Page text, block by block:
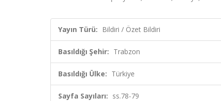
Yayın Türü: Bildiri / Özet Bildiri
Basıldığı Şehir: Trabzon
Basıldığı Ülke: Türkiye
Sayfa Sayıları: ss.78-79